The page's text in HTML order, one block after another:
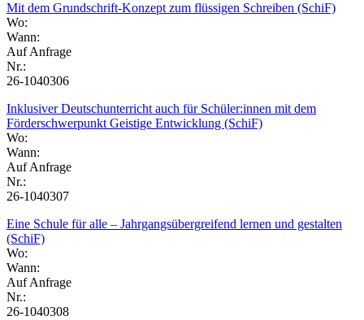
Mit dem Grundschrift-Konzept zum flüssigen Schreiben (SchiF)
Wo:
Wann:
Auf Anfrage
Nr.:
26-1040306
Inklusiver Deutschunterricht auch für Schüler:innen mit dem
Förderschwerpunkt Geistige Entwicklung (SchiF)
Wo:
Wann:
Auf Anfrage
Nr.:
26-1040307
Eine Schule für alle – Jahrgangsübergreifend lernen und gestalten
(SchiF)
Wo:
Wann:
Auf Anfrage
Nr.:
26-1040308